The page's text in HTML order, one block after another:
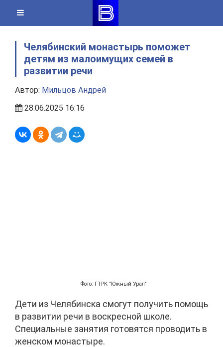
content
Челябинский монастырь поможет
детям из малоимущих семей в
развитии речи
Автор: Мильцов Андрей
28.06.2025 16:16
Фото: ГТРК "Южный Урал"
Дети из Челябинска смогут получить помощь
в развитии речи в воскресной школе.
Специальные занятия готовятся проводить в
женском монастыре.